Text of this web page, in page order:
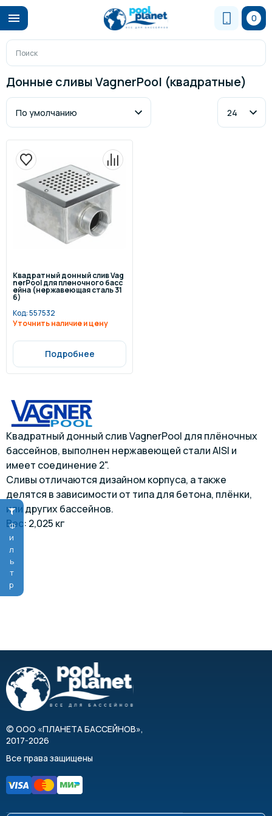
0
Фильтр
Донные сливы VagnerPool (квадратные)
Квадратный донный слив Vag
nerPool для пленочного басс
ейна (нержавеющая сталь 31
6)
Код:557532
Уточнить наличие и цену
Подробнее
Квадратный донный слив VagnerPool для плёночных
бассейнов, выполнен нержавеющей стали AISI и
имеет соединение 2".
Сливы отличаются дизайном корпуса, а также
делятся в зависимости от типа для бетона, плёнки,
или других бассейнов.
Вес: 2,025 кг
© ООО «ПЛАНЕТА БАССЕЙНОВ»,
2017-2026
Все права защищены